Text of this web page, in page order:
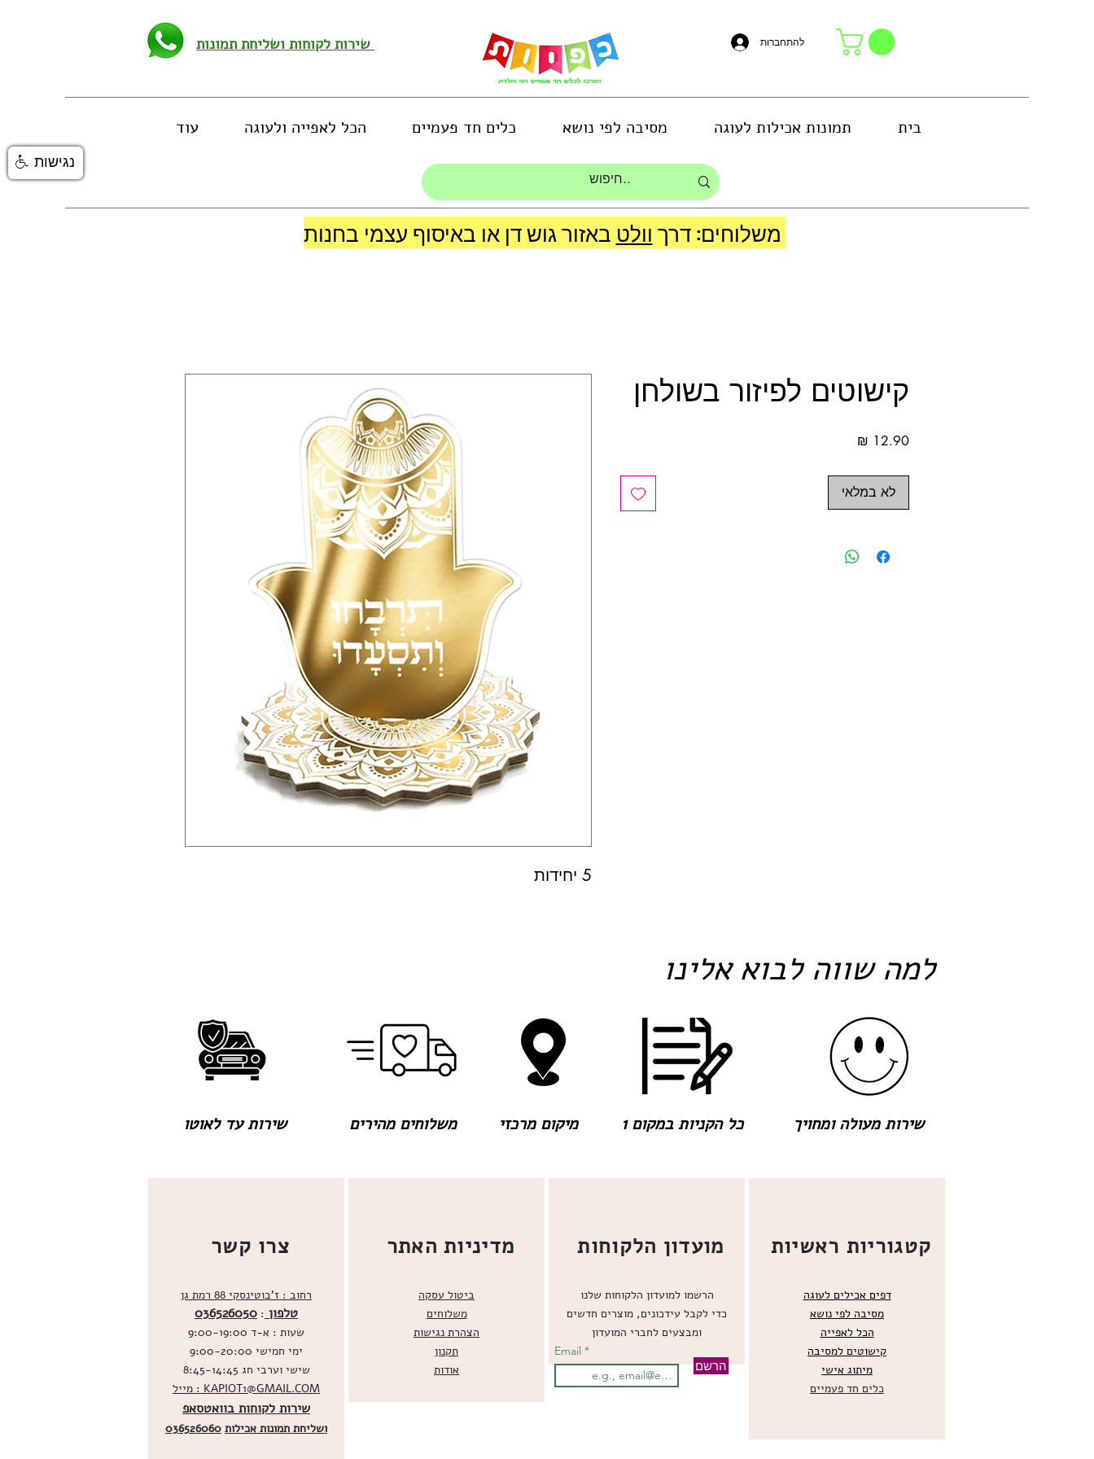
להתחברות
בית תמונות אכילות לעוגה מסיבה לפי נושא כלים חד פעמיים הכל לאפייה ולעוגה עוד
משלוחים: דרך וולט
5 יחידות
קישוטים לפיזור בשולחן
לא במלאי
שירות עד לאוטו משלוחים מהירים
למה שווה לבוא אלינו
מיקום מרכזי כל הקניות במקום 1 שירות מעולה ומחויך
צרו קשר
רחוב : ז'בוטינסקי 88 רמת גן
טלפון :
036526050
שעות : א-ד 9:00-19:00
ימי חמישי 9:00-20:00
שישי וערבי חג 8:45-14:45
מייל : KAPIOT1@GMAIL.COM
שירות לקוחות בוואטסאפ
ושליחת תמונות אכילות 036526060
מדיניות האתר
ביטול עסקה
משלוחים
הצהרת נגישות
תקנון
אודות
מועדון הלקוחות
הרשמו למועדון הלקוחות שלנו
כדי לקבל עידכונים, מוצרים חדשים
ומבצעים לחברי המועדון
קטגוריות ראשיות
דפים אכילים לעוגה
מסיבה לפי נושא
הכל לאפייה
קישוטים למסיבה
מיתוג אישי
כלים חד פעמיים
Email
הרשם
נגישות